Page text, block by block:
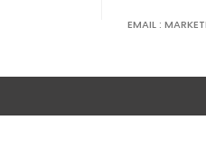
EMAIL :